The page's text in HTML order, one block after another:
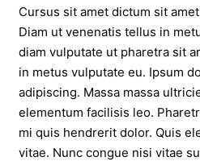
Cursus sit amet dictum sit
Diam ut venenatis tellus in
diam vulputate ut pharetra sit
in metus vulputate eu. Ipsum
adipiscing. Massa massa
elementum facilisis leo.
mi quis hendrerit dolor. Quis
vitae. Nunc congue nisi vitae